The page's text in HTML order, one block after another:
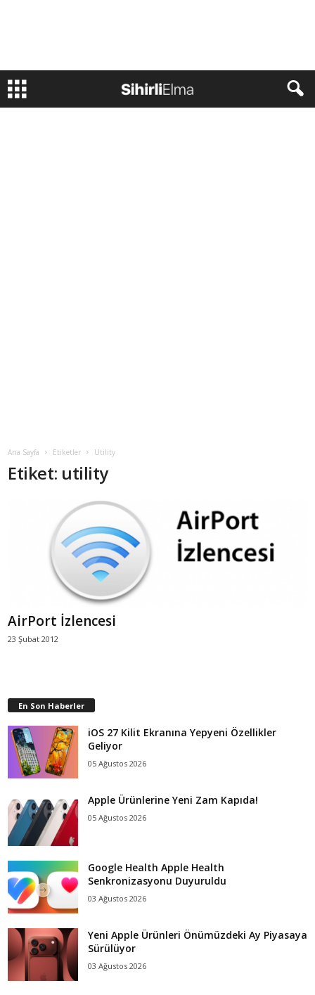
Ana Sayfa Etiketler Utility
Etiket: utility
AirPort İzlencesi
23 Şubat 2012
En Son Haberler
iOS 27 Kilit Ekranına Yepyeni Özellikler
Geliyor
05 Ağustos 2026
Apple Ürünlerine Yeni Zam Kapıda!
05 Ağustos 2026
Google Health Apple Health
Senkronizasyonu Duyuruldu
03 Ağustos 2026
Yeni Apple Ürünleri Önümüzdeki Ay Piyasaya
Sürülüyor
03 Ağustos 2026